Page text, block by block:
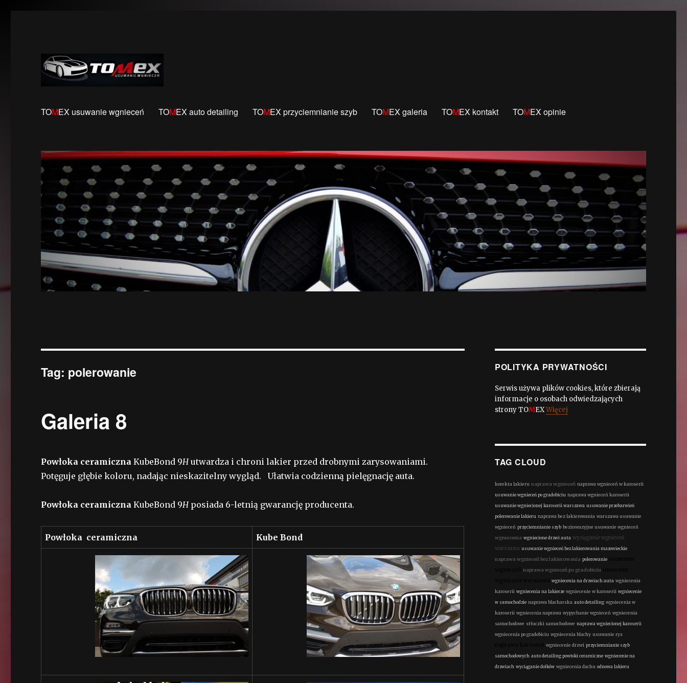
TOMEX usuwanie wgnieceń TOMEX auto detailing TOMEX przyciemnianie szyb TOMEX galeria TOMEX kontakt TOMEX opinie
Tag: polerowanie
Galeria 8
Powłoka ceramiczna KubeBond 9Hutwardza i chroni lakier przed drobnymi zarysowaniami.
Potęguje głębie koloru, nadając nieskazitelny wygląd. Ułatwia codzienną pielęgnację auta.
Powłoka ceramiczna KubeBond 9H posiada 6-letnią gwarancję producenta.
Powłoka ceramiczna Kube Bond
POLITYKA PRYWATNOŚCI
Serwis używa plików cookies, które zbierają
informacje o osobach odwiedzających
strony TOMEXWięcej
TAG CLOUD
korekta lakieru naprawa wgnieceń naprawa wgnieceń w karoserii
usuwanie wgnieceń po gradobiciu naprawa wgnieceń karoserii
usuwanie wgniecionej karoserii warszawa usuwanie przebarwień
polerowanie lakieru naprawa bez lakierowania warszawa usuwanie
wgnieceń przyciemnianie szyb bezinwazyjne usuwanie wgnieceń
wgniecenia wgniecione drzwi auta wyciąganie wgnieceń
warszawa usuwanie wgnieceń bez lakierowania mazowieckie
naprawa wgnieceń bez lakierowania polerowanie
naprawa wgnieceń po gradobiciu
wgniecenia na drzwiach auta wgniecenia
karoserii wgniecenia na lakierze wgniecenie w karoserii wgniecenie
w samochodzie naprawa blacharska auto detailing wgniecenia w
karoserii wgniecenia naprawa wypychanie wgnieceń wgniecenia
samochodowe stłuczki samochodowe naprawa wgniecionej karoserii
wgniecenia po gradobiciu wgniecenia blachy usuwanie rys
wgniecenie drzwi przyciemnianie szyb
samochodowych auto detailing powłoki ceramiczne wgniecenie na
drzwiach wyciąganie dołków wgniecenia dachu odnowa lakieru